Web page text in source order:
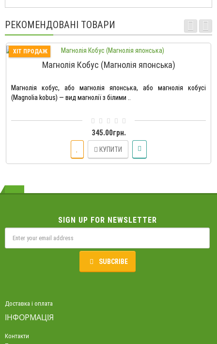
РЕКОМЕНДОВАНІ ТОВАРИ
ХІТ ПРОДАЖ
Магнолія Кобус (Магнолія японська)
Магнолія кобус, або магнолія японська, або магнолія кобусі
(Magnolia kobus) — вид магнолії з білими ..
345.00грн.
КУПИТИ
SIGN UP FOR NEWSLETTER
SUBCRIBE
Доставка і оплата
ІНФОРМАЦІЯ
Контакти